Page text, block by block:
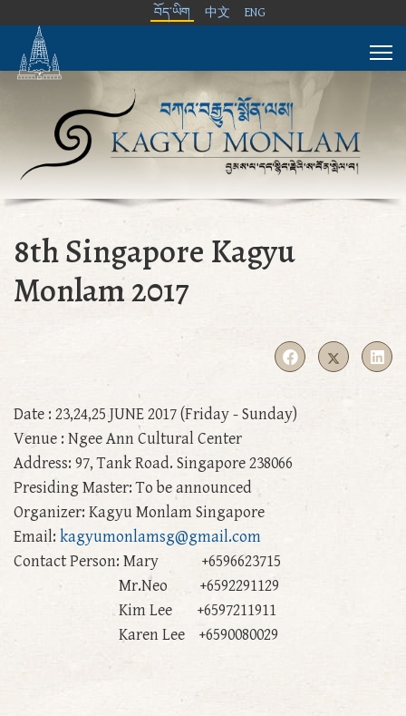
བོད་ཡིག 中文 ENG
8th Singapore Kagyu
Monlam 2017
Date : 23,24,25 JUNE 2017 (Friday - Sunday)
Venue : Ngee Ann Cultural Center
Address: 97, Tank Road. Singapore 238066
Presiding Master: To be announced
Organizer: Kagyu Monlam Singapore
Email: kagyumonlamsg@gmail.com
Contact Person: Mary +6596623715
Mr.Neo +6592291129
Kim Lee +6597211911
Karen Lee +6590080029